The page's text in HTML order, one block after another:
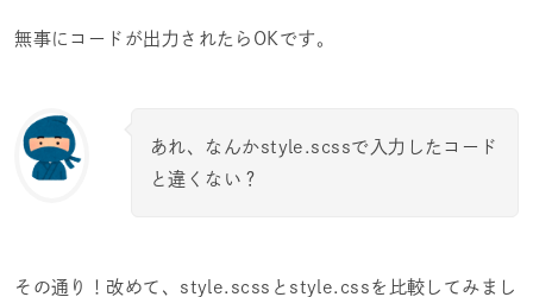
無事にコードが出力されたらOKです。
あれ、なんかstyle.scssで入力したコード
と違くない？
その通り！改めて、style.scssとstyle.cssを比較してみまし